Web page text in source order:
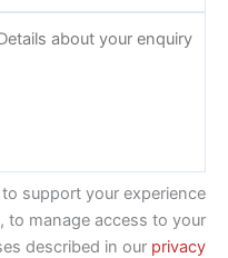
be used to support your
website, to manage access
purposes described in our